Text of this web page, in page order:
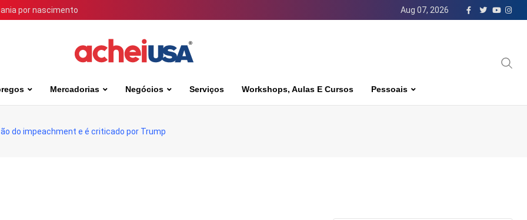
por nascimento Aug 07, 2026
Mercadorias Negócios Serviços Workshops, Aulas E Cursos Pessoais
do impeachment e é criticado por Trump